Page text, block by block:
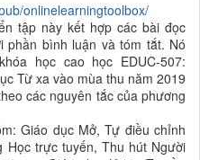
onlinelearningtoolbox/
tập này kết hợp các bài đọc
phần bình luận và tóm tắt. Nó
học cao học EDUC-507:
Từ xa vào mùa thu năm 2019
các nguyên tắc của phương
Giáo dục Mở, Tự điều chỉnh
Học trực tuyến, Thu hút Người